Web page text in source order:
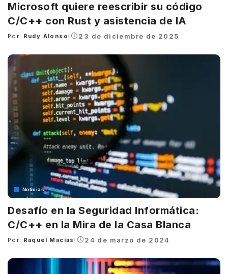
Microsoft quiere reescribir su código
C/C++ con Rust y asistencia de IA
Posted
Por: Rudy Alonso 23 de diciembre de 2025
Noticias
Desafío en la Seguridad Informática:
C/C++ en la Mira de la Casa Blanca
Posted
Por: Raquel Macias 24 de marzo de 2024